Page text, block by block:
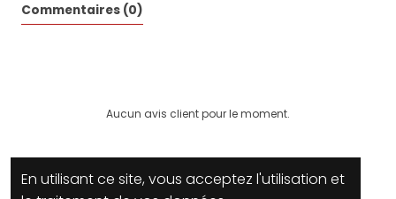
Commentaires (0)
Aucun avis client pour le moment.
En utilisant ce site, vous acceptez l'utilisation et